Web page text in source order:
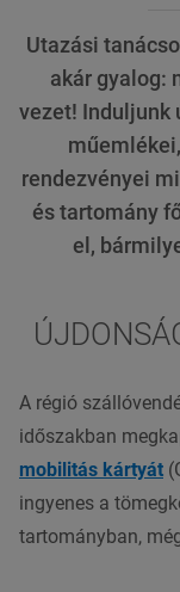
Utazási
akár gyalog:
vezet! Induljunk
rendezvényei
és tartomány
el,
A régió
időszakban
mobilitás kártyát
ingyenes a
tartományban,